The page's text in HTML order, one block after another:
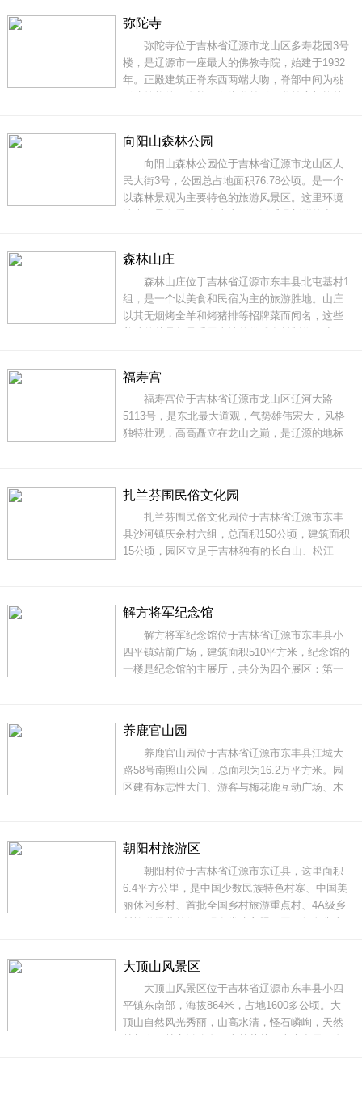
和谐，而且无论室内室外都干净整洁、一尘不
染。甚至一应物品的摆放都物尽其位、井然有
序，极
弥陀寺
弥陀寺位于吉林省辽源市龙山区多寿花园3号
楼，是辽源市一座最大的佛教寺院，始建于1932
年。正殿建筑正脊东西两端大吻，脊部中间为桃
殿东西各有两间简易佛堂，东佛堂供奉药师佛，
西佛堂供奉阿弥陀佛。大殿正中供奉八尊高1.5米
铜佛
向阳山森林公园
向阳山森林公园位于吉林省辽源市龙山区人
民大街3号，公园总占地面积76.78公顷。是一个
以森林景观为主要特色的旅游风景区。这里环境
鲜花盛开。鲜花中，蝴蝶翩翩，成为公园一道美
丽的风景线。置身其中，针阔叶混交林色彩斑
斓，灌木丛绚丽
森林山庄
森林山庄位于吉林省辽源市东丰县北屯基村1
组，是一个以美食和民宿为主的旅游胜地。山庄
以其无烟烤全羊和烤猪排等招牌菜而闻名，这些
美味的菜品都是采用当地的优质食材制作而成
的东北美食。为了让游客们更好地体验当地的风
土人情，山庄内还建设了东北民居风格的民宿6间
福寿宫
福寿宫位于吉林省辽源市龙山区辽河大路
5113号，是东北最大道观，气势雄伟宏大，风格
独特壮观，高高矗立在龙山之巅，是辽源的地标
道教建筑群中较为重要的宫殿，供奉纯阳帝君。
第三层由寿星殿和东西配殿组成。第四层主要是
观音殿和三
扎兰芬围民俗文化园
扎兰芬围民俗文化园位于吉林省辽源市东丰
县沙河镇庆余村六组，总面积150公顷，建筑面积
15公顷，园区立足于吉林独有的长白山、松江
业园区，突出了“盛京围场、皇家鹿苑、关东文
化、满族风情”的特色。扎兰芬围民俗文化园
解方将军纪念馆
解方将军纪念馆位于吉林省辽源市东丰县小
四平镇站前广场，建筑面积510平方米，纪念馆的
一楼是纪念馆的主展厅，共分为四个展区：第一
南是解方将军军事生涯中为数不多的亲自带兵打
仗的一场战役。第三展区记录的是解方将
养鹿官山园
养鹿官山园位于吉林省辽源市东丰县江城大
路58号南照山公园，总面积为16.2万平方米。园
区建有标志性大门、游客与梅花鹿互动广场、木
栈道、景观雕塑、旱溪等，是国内首个以梅花鹿
闲旅游圣地。走进养鹿官山园，只见依山架起的
木栈道回旋攀高，在蜿蜒曲折的丛林中穿过，徒
步
朝阳村旅游区
朝阳村位于吉林省辽源市东辽县，这里面积
6.4平方公里，是中国少数民族特色村寨、中国美
丽休闲乡村、首批全国乡村旅游重点村、4A级乡
村旅游经营单位。现有党建主题公园、红色党史
童乐园、美食坊夜市、电影拍摄基地、路河水库
等景点和打卡地20余处，为游客游览、娱乐
大顶山风景区
大顶山风景区位于吉林省辽源市东丰县小四
平镇东南部，海拔864米，占地1600多公顷。大
顶山自然风光秀丽，山高水清，怪石嶙峋，天然